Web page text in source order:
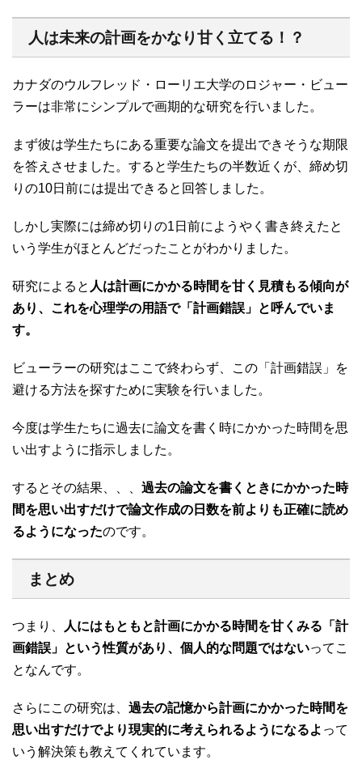
人は未来の計画をかなり甘く立てる！？
カナダのウルフレッド・ローリエ大学のロジャー・ビュー
ラーは非常にシンプルで画期的な研究を行いました。
まず彼は学生たちにある重要な論文を提出できそうな期限
を答えさせました。すると学生たちの半数近くが、締め切
りの10日前には提出できると回答しました。
しかし実際には締め切りの1日前にようやく書き終えたと
いう学生がほとんどだったことがわかりました。
研究によると 人は計画にかかる時間を甘く見積もる傾向が
あり、これを心理学の用語で「計画錯誤」と呼んでいま
す。
ビューラーの研究はここで終わらず、この「計画錯誤」を
避ける方法を探すために実験を行いました。
今度は学生たちに過去に論文を書く時にかかった時間を思
い出すように指示しました。
するとその結果、、、 過去の論文を書くときにかかった時
間を思い出すだけで論文作成の日数を前よりも正確に読め
るようになったのです。
まとめ
つまり、
人にはもともと計画にかかる時間を甘くみる「計
画錯誤」という性質があり、個人的な問題ではないってこ
となんです。
さらにこの研究は、 過去の記憶から計画にかかった時間を
思い出すだけでより現実的に考えられるようになるよ って
いう解決策も教えてくれています。